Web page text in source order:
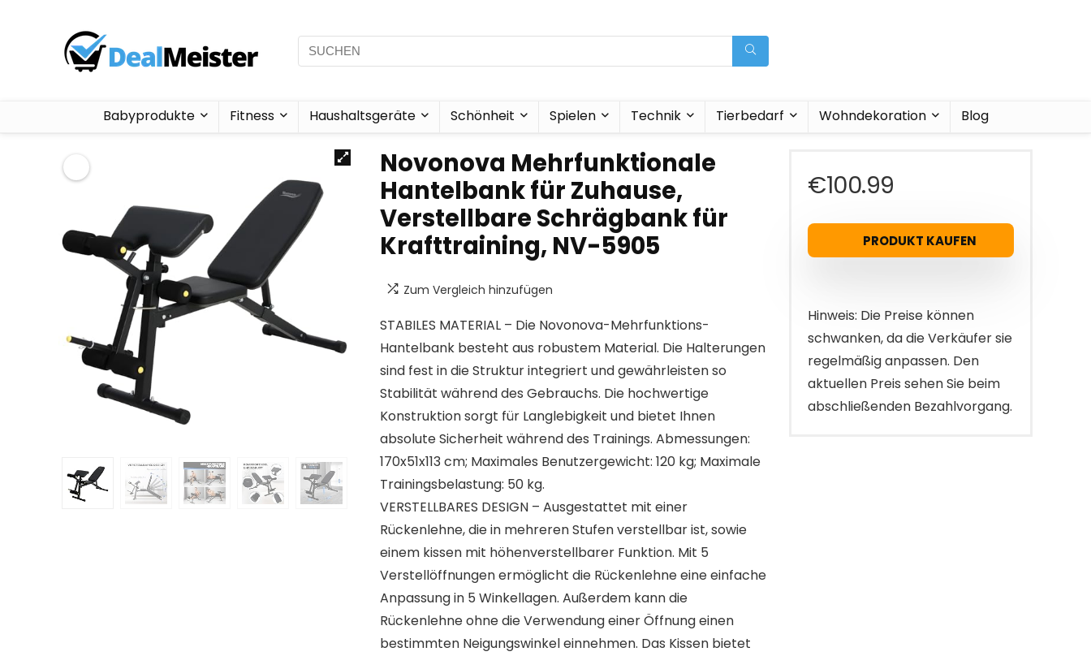
Babyprodukte Fitness Haushaltsgeräte Schönheit Spielen Technik Tierbedarf Wohndekoration Blog
Novonova Mehrfunktionale
Hantelbank für Zuhause,
Verstellbare Schrägbank für
Krafttraining, NV-5905
Zum Vergleich hinzufügen
STABILES MATERIAL – Die Novonova-Mehrfunktions-
Hantelbank besteht aus robustem Material. Die Halterungen
sind fest in die Struktur integriert und gewährleisten so
Stabilität während des Gebrauchs. Die hochwertige
Konstruktion sorgt für Langlebigkeit und bietet Ihnen
absolute Sicherheit während des Trainings. Abmessungen:
170x51x113 cm; Maximales Benutzergewicht: 120 kg; Maximale
Trainingsbelastung: 50 kg.
VERSTELLBARES DESIGN – Ausgestattet mit einer
Rückenlehne, die in mehreren Stufen verstellbar ist, sowie
einem kissen mit höhenverstellbarer Funktion. Mit 5
Verstellöffnungen ermöglicht die Rückenlehne eine einfache
Anpassung in 5 Winkellagen. Außerdem kann die
Rückenlehne ohne die Verwendung einer Öffnung einen
bestimmten Neigungswinkel einnehmen. Das Kissen bietet
€100.99
PRODUKT KAUFEN
Hinweis: Die Preise können
schwanken, da die Verkäufer sie
regelmäßig anpassen. Den
aktuellen Preis sehen Sie beim
abschließenden Bezahlvorgang.